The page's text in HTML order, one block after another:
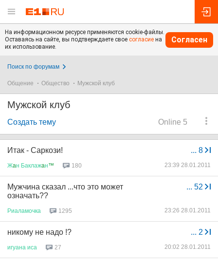
На информационном ресурсе применяются cookie-файлы.
Оставаясь на сайте, вы подтверждаете свое согласие на
их использование.
Согласен
Поиск по форумам
Общение Общество Мужской клуб
Мужской клуб
Online 5
Создать тему
... 8
Итак - Саркози!
Жaн Баклажaн™ 180 23:39 28.01.2011
... 52
Мужчина сказал ...что это может
означать??
Риаламочка 1295 23:26 28.01.2011
... 2
никому не надо !?
игуана иса 27 20:02 28.01.2011